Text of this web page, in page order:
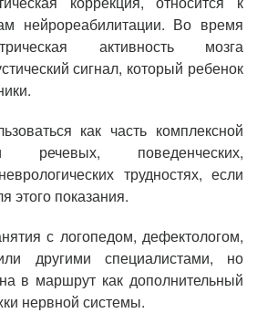
нейрореабилитации. Во время
активность мозга
сигнал, который ребенок
как часть комплексной
поведенческих,
трудностях, если
этого показания.
с логопедом, дефектологом,
другими специалистами, но
в маршрут как дополнительный
нервной системы.